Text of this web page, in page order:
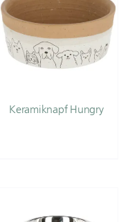
Keramiknapf Hungry